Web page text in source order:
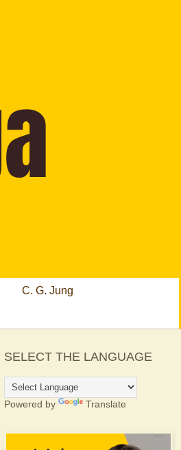
C. G. Jung
SELECT THE LANGUAGE
Powered by Translate